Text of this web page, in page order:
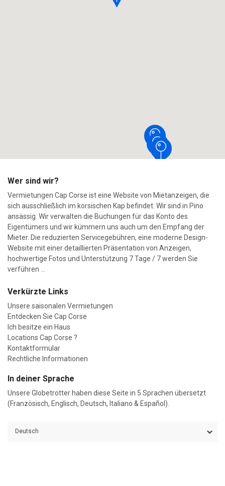
Wer sind wir?
Vermietungen Cap Corse ist eine Website von Mietanzeigen, die
sich ausschließlich im korsischen Kap befindet. Wir sind in Pino
ansässig. Wir verwalten die Buchungen für das Konto des
Eigentümers und wir kümmern uns auch um den Empfang der
Mieter. Die reduzierten Servicegebühren, eine moderne Design-
Website mit einer detaillierten Präsentation von Anzeigen,
hochwertige Fotos und Unterstützung 7 Tage / 7 werden Sie
verführen ...
Verkürzte Links
Unsere saisonalen Vermietungen
Entdecken Sie Cap Corse
Ich besitze ein Haus
Locations Cap Corse ?
Kontaktformular
Rechtliche Informationen
In deiner Sprache
Unsere Globetrotter haben diese Seite in 5 Sprachen übersetzt
(Französisch, Englisch, Deutsch, Italiano & Español).